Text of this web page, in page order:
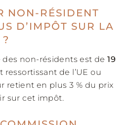
NON-RÉSIDENT
D’IMPÔT SUR LA
des non-résidents est de19
ressortissant de l’UE ou
retient en plus 3 % du prix
sur cet impôt.